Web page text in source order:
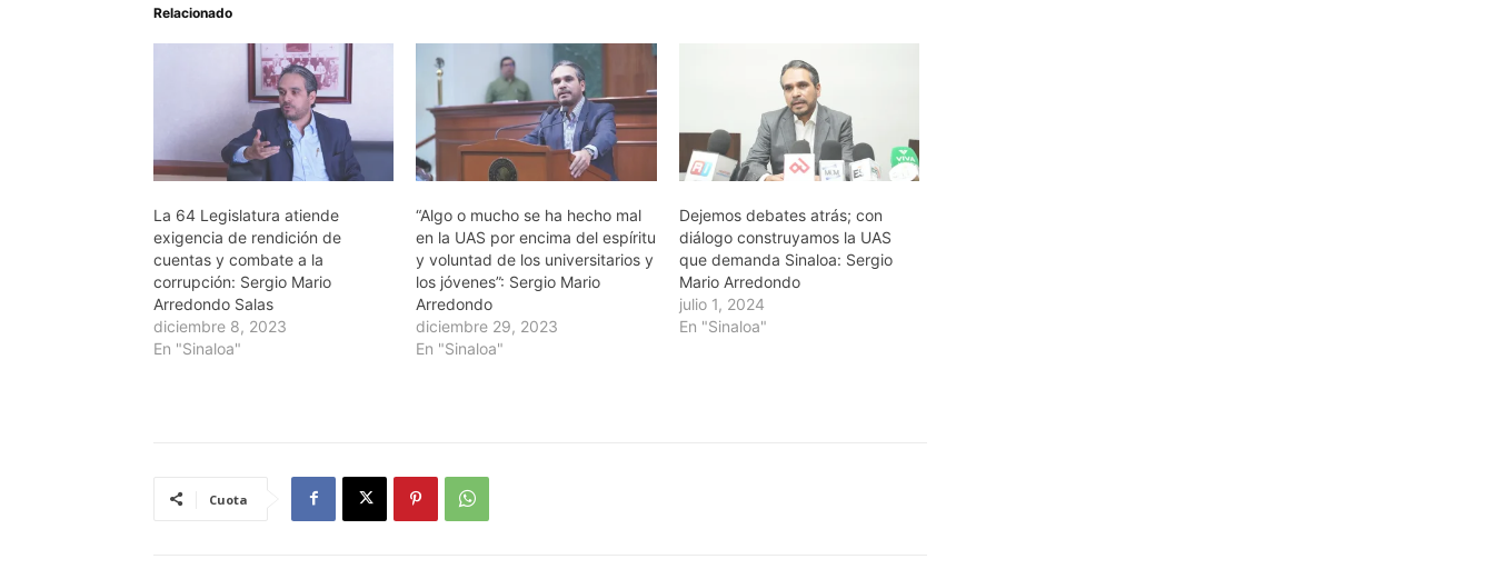
Relacionado
La 64 Legislatura atiende
exigencia de rendición de
cuentas y combate a la
corrupción: Sergio Mario
Arredondo Salas
diciembre 8, 2023
En "Sinaloa"
“Algo o mucho se ha hecho mal
en la UAS por encima del espíritu
y voluntad de los universitarios y
los jóvenes”: Sergio Mario
Arredondo
diciembre 29, 2023
En "Sinaloa"
Dejemos debates atrás; con
diálogo construyamos la UAS
que demanda Sinaloa: Sergio
Mario Arredondo
julio 1, 2024
En "Sinaloa"
Cuota